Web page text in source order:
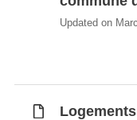
Updated on